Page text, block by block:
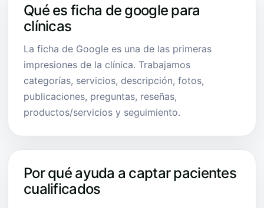
Qué es ficha de google para
clínicas
La ficha de Google es una de las primeras
impresiones de la clínica. Trabajamos
categorías, servicios, descripción, fotos,
publicaciones, preguntas, reseñas,
productos/servicios y seguimiento.
Por qué ayuda a captar pacientes
cualificados